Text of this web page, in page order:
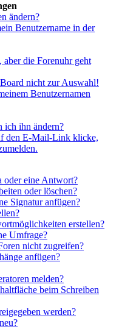
ändern?
Benutzername in der
aber die Forenuhr geht
nicht zur Auswahl!
Benutzernamen
ich ihn ändern?
den E-Mail-Link klicke,
oder eine Antwort?
oder löschen?
Signatur anfügen?
erstellen?
Umfrage?
nicht zugreifen?
anfügen?
melden?
beim Schreiben
werden?